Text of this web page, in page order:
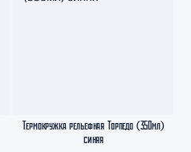
Термокружка рельефная Торпедо (350мл)
синяя